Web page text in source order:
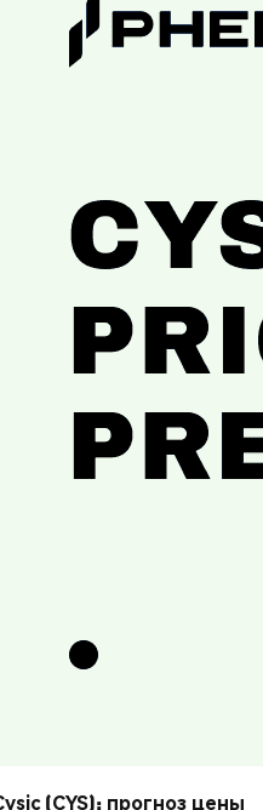
(CYS): прогноз цены